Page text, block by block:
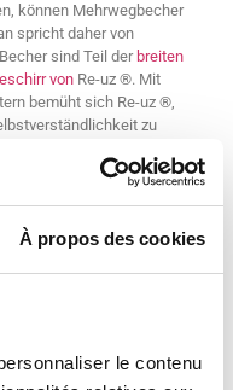
À propos des cookies
le contenu
können Mehrwegbecher
spricht daher von
sind Teil der breiten
von Re-uz ®. Mit
bemüht sich Re-uz ®,
zu
?